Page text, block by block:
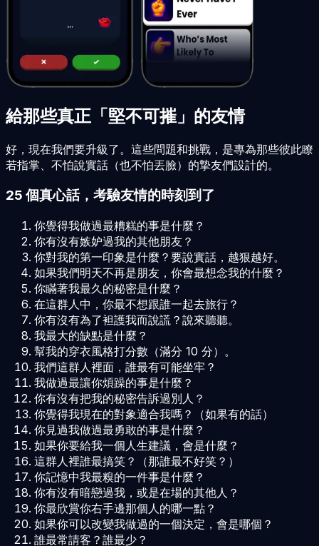
給那些真正「堅不可摧」的友情
好，現在我們要升級了。這些問題和挑戰，是專為那些彼此瞭
若指掌、不怕說實話（也不怕丟臉）的摯友們設計的。
25 個真心話，考驗友情的時刻到了
你覺得我做過最糟糕的事是什麼？
你有沒有嫉妒過我的其他朋友？
你對我的第一印象是什麼？要說實話，越狠越好。
如果我們明天不再是朋友，你會最想念我的什麼？
你瞞著我最久的秘密是什麼？
在這群人中，你最不想跟誰一起去旅行？
你有沒有為了袒護我而說謊？說來聽聽。
我最大的缺點是什麼？
幫我的穿衣風格打分數（滿分 10 分）。
我們這群人裡面，誰最有可能坐牢？
我做過最讓你煩躁的事是什麼？
你有沒有把我的秘密告訴過別人？
你覺得我現在的對象適合我嗎？（如果有的話）
你見過我做過最勇敢的事是什麼？
如果你要給我一個人生建議，會是什麼？
這群人裡誰最搞笑？（那誰最不好笑？）
你記憶中我最糗的一件事是什麼？
你有沒有暗戀過我，或是在場的其他人？
你最欣賞你右手邊那個人的哪一點？
如果你可以改變我做過的一個決定，會是哪個？
誰最常請客？誰最少？